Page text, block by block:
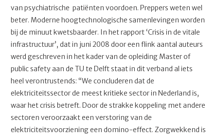
van psychiatrische patiënten voordoen. Preppers weten wel
beter. Moderne hoogtechnologische samenlevingen worden
bij de minuut kwetsbaarder. In het rapport ‘Crisis in de vitale
infrastructuur’, dat in juni 2008 door een flink aantal auteurs
werd geschreven in het kader van de opleiding Master of
public safety aan de TU te Delft staat in dit verband al iets
heel verontrustends: “We concluderen dat de
elektriciteitssector de meest kritieke sector in Nederland is,
waar het crisis betreft. Door de strakke koppeling met andere
sectoren veroorzaakt een verstoring van de
elektriciteitsvoorziening een domino-effect. Zorgwekkend is